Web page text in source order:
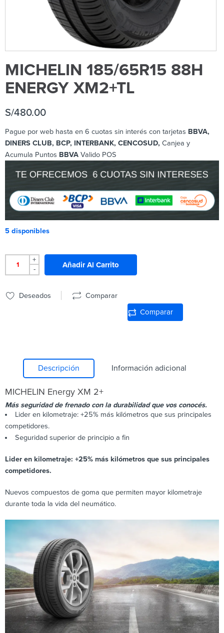
MICHELIN 185/65R15 88H
ENERGY XM2+TL
S/480.00
Pague por web hasta en 6 cuotas sin interés con tarjetas BBVA,
DINERS CLUB, BCP, INTERBANK, CENCOSUD, Canjea y
Acumula Puntos BBVA Valido POS
5 disponibles
+
-
Añadir Al Carrito
Deseados Comparar
Comparar
Descripción Información adicional
MICHELIN Energy XM 2+
Más seguridad de frenado con la durabilidad que vos conocés.
Lider en kilometraje: +25% más kilómetros que sus principales
competidores.
Seguridad superior de principio a fin
Lider en kilometraje: +25% más kilómetros que sus principales
competidores.
Nuevos compuestos de goma que permiten mayor kilometraje
durante toda la vida del neumático.